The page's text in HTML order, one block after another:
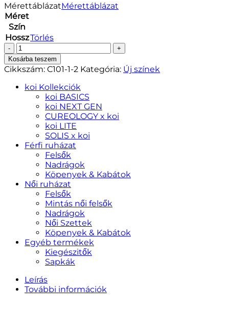
MérettáblázatMérettáblázat
Méret
Szín
HosszTörlés
Saylor
női
nadrág
CUREOLOGY
Electric
Blue,
Digital
Lavender,
Platinum
mennyiség
Kosárba teszem
Cikkszám: C101-1-2 Kategória: Új színek
koi Kollekciók
koi BASICS
koi NEXT GEN
CUREOLOGY x koi
koi LITE
SOLIS x koi
Férfi ruházat
Felsők
Nadrágok
Köpenyek & Kabátok
Női ruházat
Felsők
Mintás női felsők
Nadrágok
Női Szettek
Köpenyek & Kabátok
Egyéb termékek
Kiegészitők
Sapkák
Leírás
További információk